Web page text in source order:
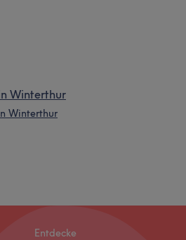
Winterthur
Winterthur
Entdecke